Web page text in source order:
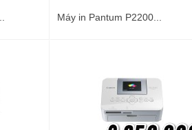
Máy in Pantum P2200...